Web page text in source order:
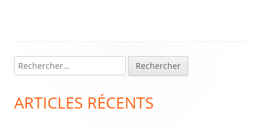
Colonne
latérale
e
h
ARTICLES RÉCENTS